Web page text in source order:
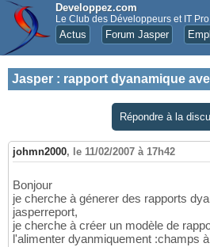
Developpez.com
Le Club des Développeurs et IT Pro
Actus Forum Jasper
Jasper : rapport dyanamique
Répondre à la
johmn2000, le 11/02/2007 à 17h42
Bonjour
je cherche à génerer des rapports
jasperreport,
je cherche à créer un modèle de
l'alimenter dyanmiquement :champs